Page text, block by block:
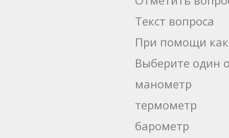
Текст вопроса
При помощи
Выберите один
манометр
термометр
барометр